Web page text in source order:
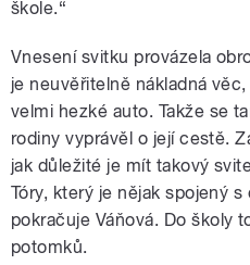
škole.“
Vnesení svitku provázela
je neuvěřitelně nákladná
velmi hezké auto. Takže se
rodiny vyprávěl o její cestě.
jak důležité je mít takový
Tóry, který je nějak spojený
pokračuje Váňová. Do školy
potomků.